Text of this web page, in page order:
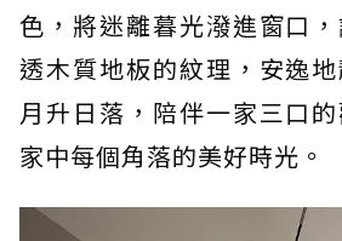
色，將迷離暮光潑進窗口
透木質地板的紋理，安逸
月升日落，陪伴一家三口
家中每個角落的美好時光。